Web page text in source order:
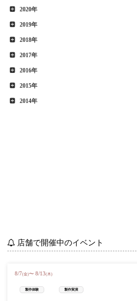
2020年
2019年
2018年
2017年
2016年
2015年
2014年
店舗で開催中のイベント
8/7(金)〜 8/13(木)
製作体験 製作実演